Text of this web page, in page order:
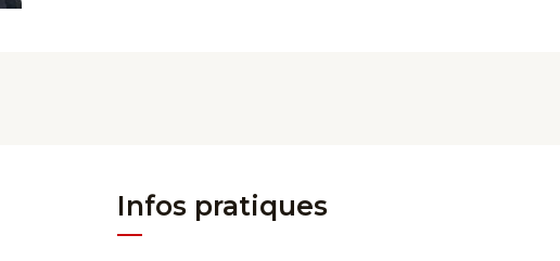
Infos pratiques